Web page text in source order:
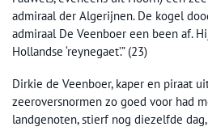
admiraal der Algerijnen. De kogel
admiraal De Veenboer een been af.
Hollandse ‘reynegaet’.” (23)
Dirkie de Veenboer, kaper en piraat
zeeroversnormen zo goed voor had
landgenoten, stierf nog diezelfde